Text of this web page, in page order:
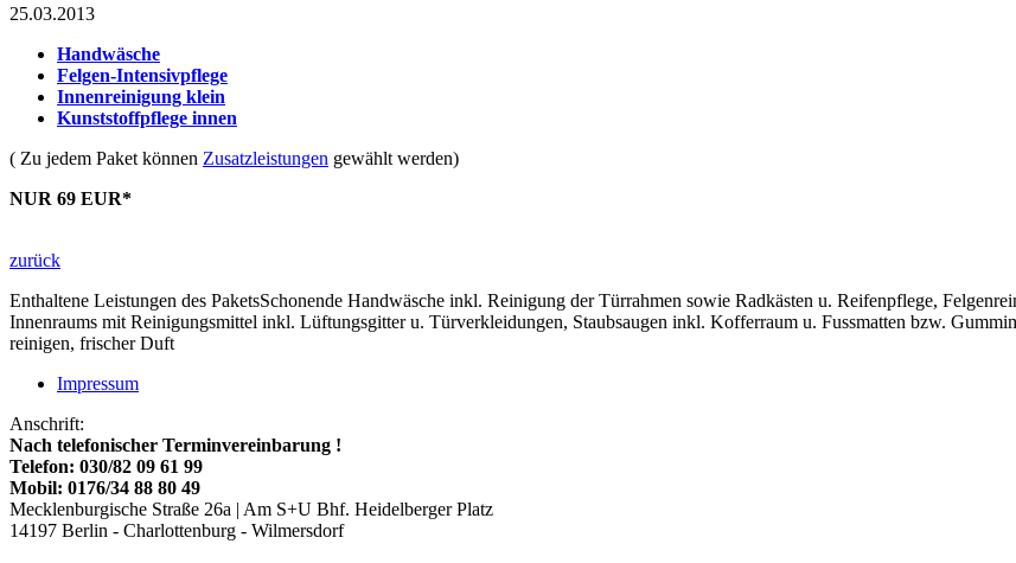
25.03.2013
Handwäsche
Felgen-Intensivpflege
Innenreinigung klein
Kunststoffpflege innen
( Zu jedem Paket können Zusatzleistungen gewählt werden)
NUR 69 EUR*
zurück
Enthaltene Leistungen des PaketsSchonende Handwäsche inkl. Reinigung der Türrahmen sowie Radkästen u. Reifenpflege,
Innenraums mit Reinigungsmittel inkl. Lüftungsgitter u. Türverkleidungen, Staubsaugen inkl. Kofferraum u. Fussmatten bzw.
reinigen, frischer Duft
Impressum
Anschrift:
Nach telefonischer Terminvereinbarung !
Telefon: 030/82 09 61 99
Mobil: 0176/34 88 80 49
Mecklenburgische Straße 26a | Am S+U Bhf. Heidelberger Platz
14197 Berlin - Charlottenburg - Wilmersdorf